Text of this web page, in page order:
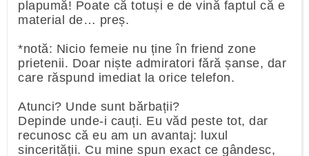
plapumă! Poate că totuși e de vină faptul că e
material de… preș.
*notă: Nicio femeie nu ține în friend zone
prietenii. Doar niște admiratori fără șanse, dar
care răspund imediat la orice telefon.
Atunci? Unde sunt bărbații?
Depinde unde-i cauți. Eu văd peste tot, dar
recunosc că eu am un avantaj: luxul
sincerității. Cu mine spun exact ce gândesc,